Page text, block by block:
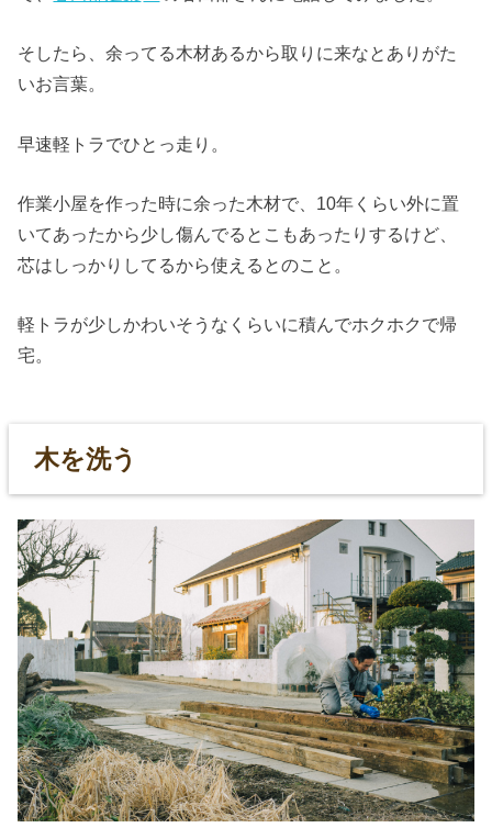
そしたら、余ってる木材あるから取りに来なとありがた
いお言葉。
早速軽トラでひとっ走り。
作業小屋を作った時に余った木材で、10年くらい外に置
いてあったから少し傷んでるとこもあったりするけど、
芯はしっかりしてるから使えるとのこと。
軽トラが少しかわいそうなくらいに積んでホクホクで帰
宅。
木を洗う